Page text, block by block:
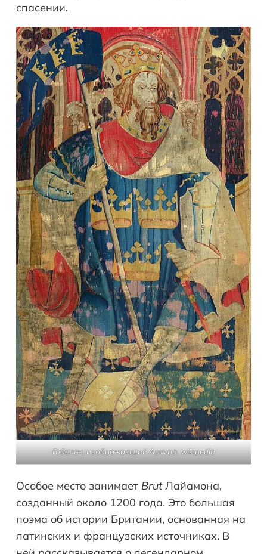
спасении.
Гобелен, изображающий Артура, wikipedia
Особое место занимает BrutЛайамона,
созданный около 1200 года. Это большая
поэма об истории Британии, основанная на
латинских и французских источниках. В